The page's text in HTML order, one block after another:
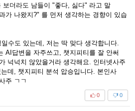
보더라도 남들이 "좋다, 싫다" 라고 말
가 나왔지?" 를 먼저 생각하는 경향이 있습
수도 있는데, 저는 딱 맞다 생각합니다.
AI답변을 자주쓰고, 챗지피티를 잘 안써
넉넉치 않았을거라 생각해요. 인터넷사주
데, 챗지피티 분석 압승입니다. 본인사
주 ㄱㄱ
0
0